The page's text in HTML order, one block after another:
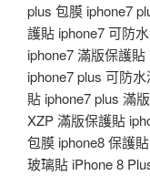
plus 包膜 iphone7
護貼 iphone7 可防
iphone7 滿版保護
iphone7 plus 可防
貼 iphone7 plus 滿
XZP 滿版保護貼
包膜 iphone8 保護
玻璃貼 iPhone 8